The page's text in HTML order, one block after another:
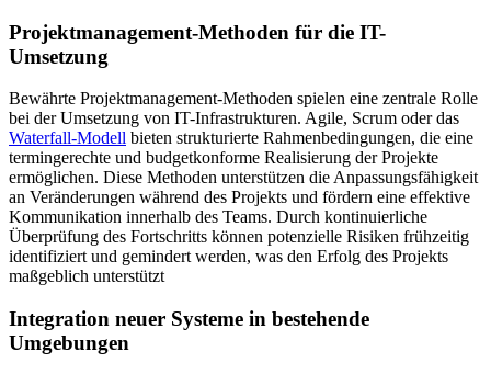
Projektmanagement-Methoden für die IT-
Umsetzung
Bewährte Projektmanagement-Methoden spielen eine zentrale Rolle
bei der Umsetzung von IT-Infrastrukturen. Agile, Scrum oder das
Waterfall-Modell bieten strukturierte Rahmenbedingungen, die eine
termingerechte und budgetkonforme Realisierung der Projekte
ermöglichen. Diese Methoden unterstützen die Anpassungsfähigkeit
an Veränderungen während des Projekts und fördern eine effektive
Kommunikation innerhalb des Teams. Durch kontinuierliche
Überprüfung des Fortschritts können potenzielle Risiken frühzeitig
identifiziert und gemindert werden, was den Erfolg des Projekts
maßgeblich unterstützt
Integration neuer Systeme in bestehende
Umgebungen